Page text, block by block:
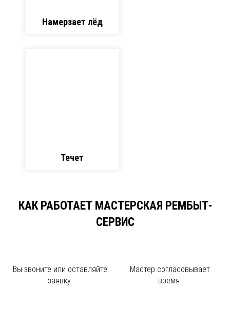
Намерзает лёд
Течет
КАК РАБОТАЕТ МАСТЕРСКАЯ РЕМБЫТ-
СЕРВИС
Вы звоните или оставляйте
заявку.
Мастер согласовывает
время.